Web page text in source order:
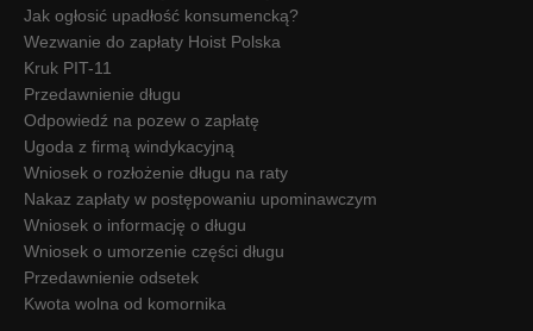
Jak ogłosić upadłość konsumencką?
Wezwanie do zapłaty Hoist Polska
Kruk PIT-11
Przedawnienie długu
Odpowiedź na pozew o zapłatę
Ugoda z firmą windykacyjną
Wniosek o rozłożenie długu na raty
Nakaz zapłaty w postępowaniu upominawczym
Wniosek o informację o długu
Wniosek o umorzenie części długu
Przedawnienie odsetek
Kwota wolna od komornika